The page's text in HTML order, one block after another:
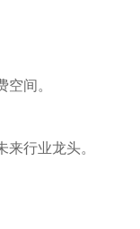
间。
行业龙头。